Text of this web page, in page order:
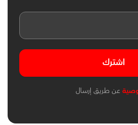
اشترك
عن طريق إرسال